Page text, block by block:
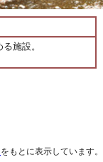
施設。
をもとに表示しています。